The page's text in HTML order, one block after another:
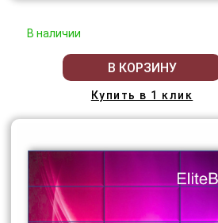
В наличии
В КОРЗИНУ
Купить в 1 клик